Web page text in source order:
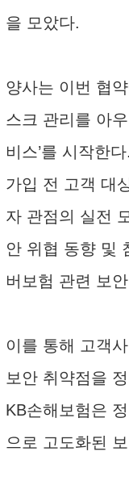
을 모았다.
양사는 이번 협
스크 관리를 아
비스’를 시작한
가입 전 고객 대
자 관점의 실전
안 위협 동향 및
버보험 관련 보
이를 통해 고객
보안 취약점을
KB손해보험은
으로 고도화된